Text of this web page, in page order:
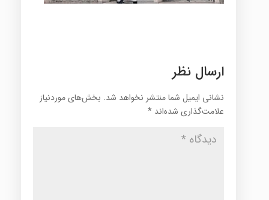
ارسال نظر
نشانی ایمیل شما منتشر نخواهد شد. بخش‌های موردنیاز
علامت‌گذاری شده‌اند *